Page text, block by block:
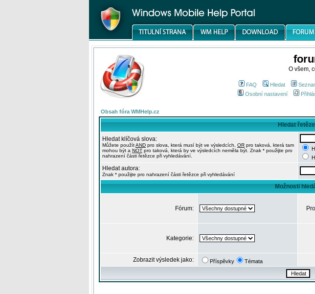
O všem,
FAQ Hledat
Osobní nastavení
Obsah fóra WMHelp.cz
Hledat
Hledat klíčová slova:
Můžete použítAND pro slova, která musí být ve výsledcích, OR pro taková, která tam
mohou být a NOT pro taková, která by ve výsledcích neměla být. Znak * použijte pro
nahrazení části řetězce při vyhledávání.
Hledat autora:
Znak * použijte pro nahrazení části řetězce při vyhledávání
Možnosti
Fórum:
Kategorie:
Zobrazit výsledek jako: Příspěvky Témata